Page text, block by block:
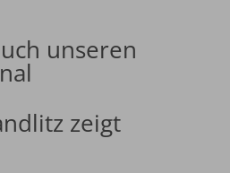
unseren
zeigt